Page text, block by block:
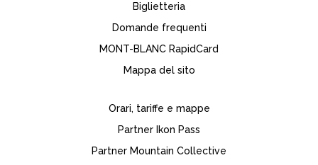
Biglietteria
Domande frequenti
MONT-BLANC RapidCard
Mappa del sito
Orari, tariffe e mappe
Partner Ikon Pass
Partner Mountain Collective